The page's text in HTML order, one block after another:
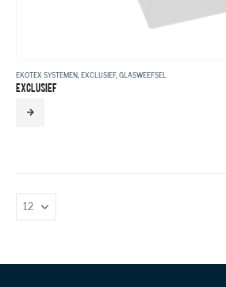
EKOTEX SYSTEMEN, EXCLUSIEF, GLASWEEFSEL
EXCLUSIEF